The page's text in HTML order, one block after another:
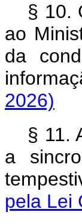
§ 10.
ao
da
2026)
§ 11.
a
pela Lei